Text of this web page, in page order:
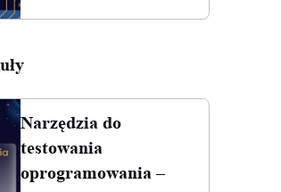
Narzędzia do
testowania
oprogramowania –